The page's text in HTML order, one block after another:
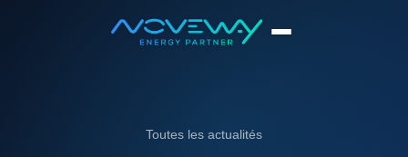
Toutes les actualités